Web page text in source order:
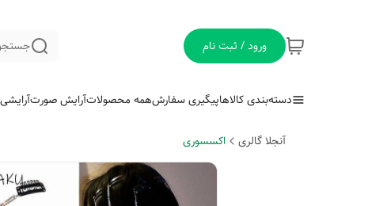
ورود / ثبت نام
دسته‌بندی کالاهاپیگیری سفارشهمه محصولاتآرایش صورتآرایشی
آنجلا گالری اکسسوری